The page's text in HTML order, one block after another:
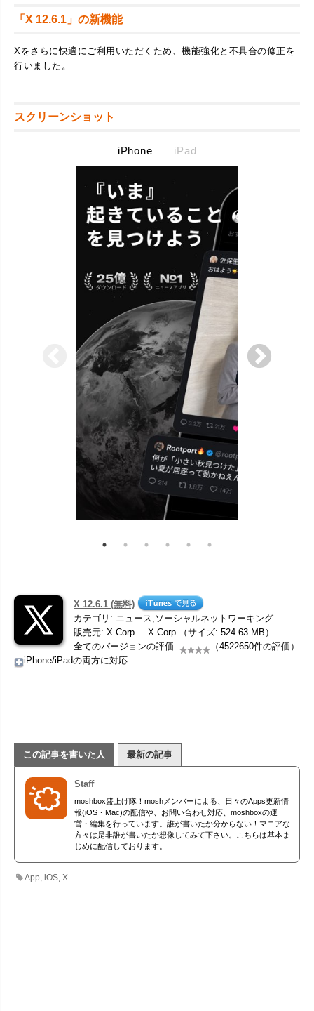
「X 12.6.1」の新機能
Xをさらに快適にご利用いただくため、機能強化と不具合の修正を
行いました。
スクリーンショット
iPhone iPad
X 12.6.1 (無料)
カテゴリ: ニュース,ソーシャルネットワーキング
販売元: X Corp. – X Corp.（サイズ: 524.63 MB）
全てのバージョンの評価:
（4522650件の評価）
iPhone/iPadの両方に対応
この記事を書いた人 最新の記事
Staff
moshbox盛上げ隊！moshメンバーによる、日々のApps更新情
報(iOS・Mac)の配信や、お問い合わせ対応、moshboxの運
営・編集を行っています。誰が書いたか分からない！マニアな
方々は是非誰が書いたか想像してみて下さい。こちらは基本ま
じめに配信しております。
App ,iOS ,X